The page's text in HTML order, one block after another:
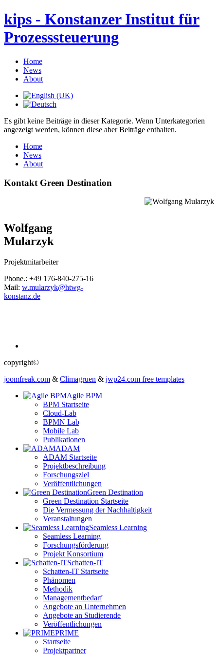
kips - Konstanzer Institut für
Prozesssteuerung
Home
News
About
Es gibt keine Beiträge in dieser Kategorie. Wenn Unterkategorien
angezeigt werden, können diese aber Beiträge enthalten.
Home
News
About
Kontakt Green Destination
Wolfgang
Mularzyk
Projektmitarbeiter
Phone.: +49 176-840-275-16
Mail: w.mularzyk@htwg-
konstanz.de
copyright©
joomfreak.com & Climagruen & jwp24.com free templates
Agile BPM
BPM Startseite
Cloud-Lab
BPMN Lab
Mobile Lab
Publikationen
ADAM
ADAM Startseite
Projektbeschreibung
Forschungsziel
Veröffentlichungen
Green Destination
Green Destination Startseite
Die Vermessung der Nachhaltigkeit
Veranstaltungen
Seamless Learning
Seamless Learning
Forschungsförderung
Projekt Konsortium
Schatten-IT
Schatten-IT Startseite
Phänomen
Methodik
Managementbedarf
Angebote an Unternehmen
Angebote an Studierende
Veröffentlichungen
PRIME
Startseite
Projektpartner